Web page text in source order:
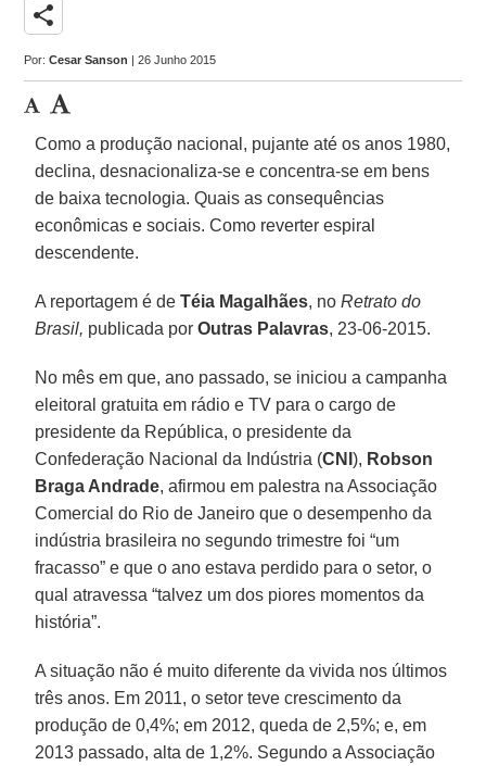
share
Por:Cesar Sanson | 26 Junho 2015
Como a produção nacional, pujante até os anos 1980,
declina, desnacionaliza-se e concentra-se em bens
de baixa tecnologia. Quais as consequências
econômicas e sociais. Como reverter espiral
descendente.
A reportagem é deTéia Magalhães, noRetrato do
Brasil, publicada porOutras Palavras, 23-06-2015.
No mês em que, ano passado, se iniciou a campanha
eleitoral gratuita em rádio e TV para o cargo de
presidente da República, o presidente da
Confederação Nacional da Indústria (CNI), Robson
Braga Andrade, afirmou em palestra na Associação
Comercial do Rio de Janeiro que o desempenho da
indústria brasileira no segundo trimestre foi “um
fracasso” e que o ano estava perdido para o setor, o
qual atravessa “talvez um dos piores momentos da
história”.
A situação não é muito diferente da vivida nos últimos
três anos. Em 2011, o setor teve crescimento da
produção de 0,4%; em 2012, queda de 2,5%; e, em
2013 passado, alta de 1,2%. Segundo a Associação